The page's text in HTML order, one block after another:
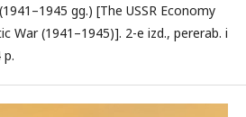
gg.) [The USSR Economy
War (1941–1945)]. 2-e izd., pererab. i
p.